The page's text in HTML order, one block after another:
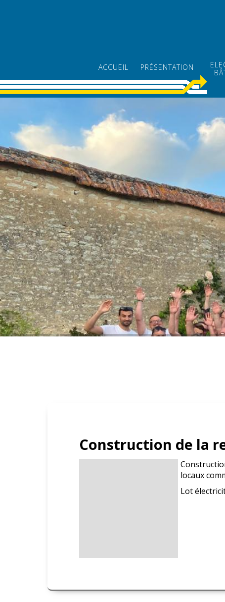
ACCUEIL PRÉSENTATION
››Accueil››Actualités
Construction de la
locaux
Lot